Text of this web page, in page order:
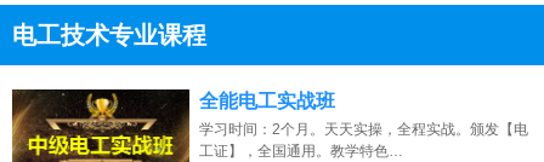
电工技术专业课程
点击免费咨询电话：13807313137
全能电工实战班
学习时间：2个月。天天实操，全程实战。颁发【电
工证】，全国通用。教学特色…